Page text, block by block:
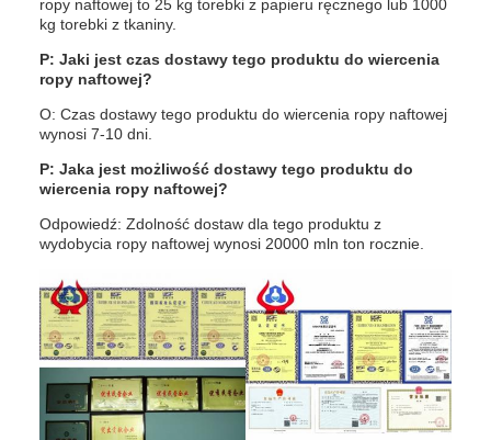
ropy naftowej to 25 kg torebki z papieru ręcznego lub 1000
kg torebki z tkaniny.
P: Jaki jest czas dostawy tego produktu do wiercenia
ropy naftowej?
O: Czas dostawy tego produktu do wiercenia ropy naftowej
wynosi 7-10 dni.
P: Jaka jest możliwość dostawy tego produktu do
wiercenia ropy naftowej?
Odpowiedź: Zdolność dostaw dla tego produktu z
wydobycia ropy naftowej wynosi 20000 mln ton rocznie.